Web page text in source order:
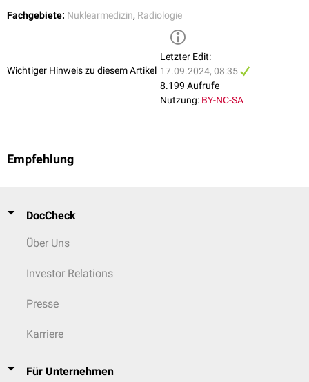
lymphoproliferativen Erkrankungen
Erkrankungen (z.B.
NeurologischeErkrankungen (z.B. Temporallappenepilepsie
Fachgebiete: Nuklearmedizin, Radiologie
Wichtiger Hinweis zu diesem Artikel
Letzter Edit:
17.09.2024, 08:35
8.199 Aufrufe
Nutzung: BY-NC-SA
Empfehlung
DocCheck
Über Uns
Investor Relations
Presse
Karriere
Für Unternehmen